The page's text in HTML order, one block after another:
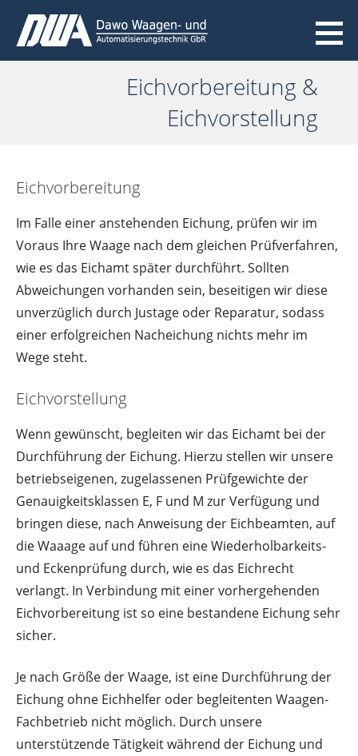
Inhalt
Dawo Waagen- und
Automatisierungstechnik GbR
Eichvorbereitung &
Eichvorstellung
Eichvorbereitung
Im Falle einer anstehenden Eichung, prüfen wir im
Voraus Ihre Waage nach dem gleichen Prüfverfahren,
wie es das Eichamt später durchführt. Sollten
Abweichungen vorhanden sein, beseitigen wir diese
unverzüglich durch Justage oder Reparatur, sodass
einer erfolgreichen Nacheichung nichts mehr im
Wege steht.
Eichvorstellung
Wenn gewünscht, begleiten wir das Eichamt bei der
Durchführung der Eichung. Hierzu stellen wir unsere
betriebseigenen, zugelassenen Prüfgewichte der
Genauigkeitsklassen E, F und M zur Verfügung und
bringen diese, nach Anweisung der Eichbeamten, auf
die Waaage auf und führen eine Wiederholbarkeits-
und Eckenprüfung durch, wie es das Eichrecht
verlangt. In Verbindung mit einer vorhergehenden
Eichvorbereitung ist so eine bestandene Eichung sehr
sicher.
Je nach Größe der Waage, ist eine Durchführung der
Eichung ohne Eichhelfer oder begleitenten Waagen-
Fachbetrieb nicht möglich. Durch unsere
unterstützende Tätigkeit während der Eichung und